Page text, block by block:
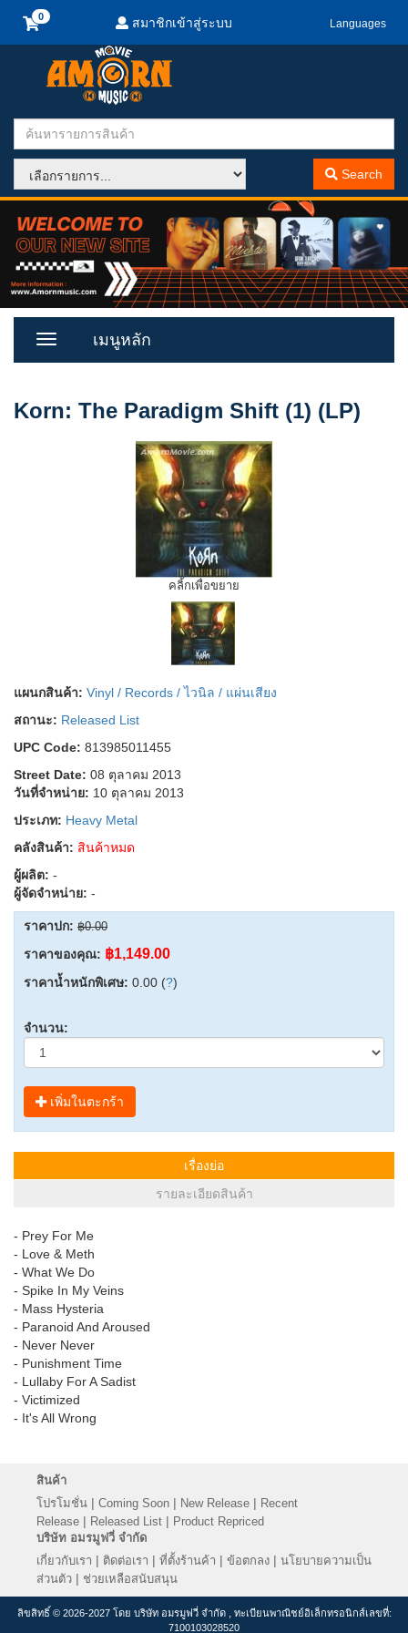
สมาชิกเข้าสู่ระบบ Languages
Search
Toggle
เมนูหลัก
Korn: The Paradigm Shift (1) (LP)
คลิ้กเพื่อขยาย
แผนกสินค้า: Vinyl / Records / ไวนิล / แผ่นเสียง
สถานะ: Released List
UPC Code: 813985011455
Street Date: 08 ตุลาคม 2013
วันที่จำหน่าย: 10 ตุลาคม 2013
ประเภท: Heavy Metal
คลังสินค้า: สินค้าหมด
ผู้ผลิต: -
ผู้จัดจำหน่าย: -
ราคาปก: ฿0.00
ราคาของคุณ: ฿1,149.00
ราคาน้ำหนักพิเศษ: 0.00 (?)
จำนวน:
เพิ่มในตะกร้า
เรื่องย่อ
รายละเอียดสินค้า
- Prey For Me
- Love & Meth
- What We Do
- Spike In My Veins
- Mass Hysteria
- Paranoid And Aroused
- Never Never
- Punishment Time
- Lullaby For A Sadist
- Victimized
- It's All Wrong
สินค้า
โปรโมชั่น | Coming Soon | New Release | Recent
Release | Released List | Product Repriced
บริษัท อมรมูฟวี่ จำกัด
เกี่ยวกับเรา | ติดต่อเรา | ที่ตั้งร้านค้า | ข้อตกลง | นโยบายความเป็น
ส่วนตัว | ช่วยเหลือสนับสนุน
ลิขสิทธิ์ © 2026-2027 โดย บริษัท อมรมูฟวี่ จำกัด , ทะเบียนพาณิชย์อิเล็กทรอนิกส์เลขที่:
7100103028520